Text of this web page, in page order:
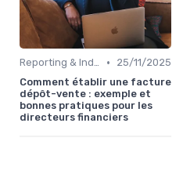
Reporting & Indicateurs •
25/11/2025
Comment établir une facture
dépôt-vente : exemple et
bonnes pratiques pour les
directeurs financiers